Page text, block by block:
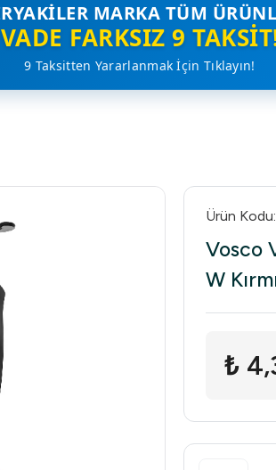
MARKA TÜM
VADE FARKSIZ 9
9 Taksitten Yararlanmak İçin Tıklayın!
Ürün Kodu:
Vosco
W
₺